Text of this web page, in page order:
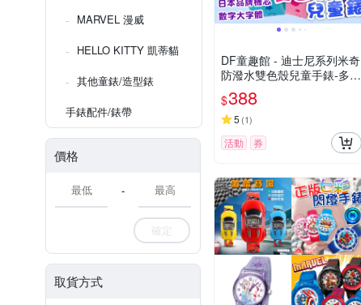
MARVEL 漫威
HELLO KITTY 凱蒂貓
其他童錶/造型錶
手錶配件/錶帶
價格
-
確定
取貨方式
DF童趣館 - 迪士尼系列米奇
防潑水雙色殼兒童手錶-多款
可選
$388
5 (1)
活動 券